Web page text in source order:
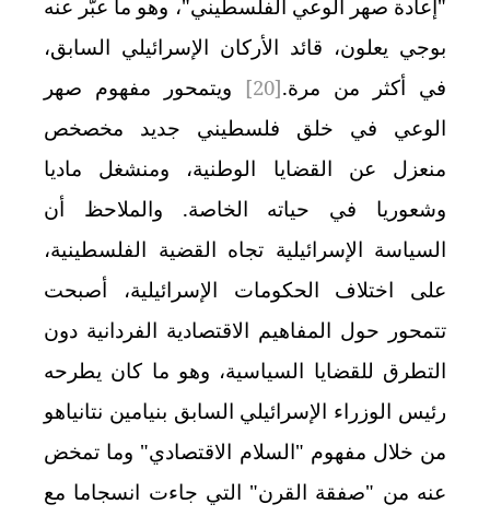
"إعادة صهر الوعي الفلسطيني"، وهو ما عبّر عنه
بوجي يعلون، قائد الأركان الإسرائيلي السابق،
في أكثر من مرة.[20] ويتمحور مفهوم صهر
الوعي في خلق فلسطيني جديد مخصخص
منعزل عن القضايا الوطنية، ومنشغل ماديا
وشعوريا في حياته الخاصة. والملاحظ أن
السياسة الإسرائيلية تجاه القضية الفلسطينية،
على اختلاف الحكومات الإسرائيلية، أصبحت
تتمحور حول المفاهيم الاقتصادية الفردانية دون
التطرق للقضايا السياسية، وهو ما كان يطرحه
رئيس الوزراء الإسرائيلي السابق بنيامين نتانياهو
من خلال مفهوم "السلام الاقتصادي" وما تمخض
عنه من "صفقة القرن" التي جاءت انسجاما مع